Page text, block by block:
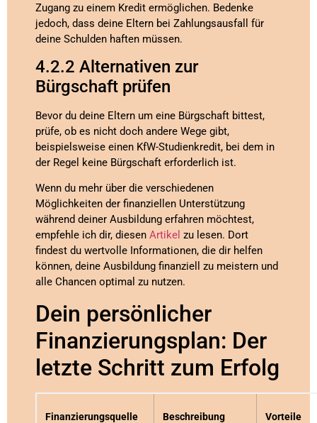
Zugang zu einem Kredit ermöglichen. Bedenke
jedoch, dass deine Eltern bei Zahlungsausfall für
deine Schulden haften müssen.
4.2.2 Alternativen zur
Bürgschaft prüfen
Bevor du deine Eltern um eine Bürgschaft bittest,
prüfe, ob es nicht doch andere Wege gibt,
beispielsweise einen KfW-Studienkredit, bei dem in
der Regel keine Bürgschaft erforderlich ist.
Wenn du mehr über die verschiedenen
Möglichkeiten der finanziellen Unterstützung
während deiner Ausbildung erfahren möchtest,
empfehle ich dir, diesen Artikel zu lesen. Dort
findest du wertvolle Informationen, die dir helfen
können, deine Ausbildung finanziell zu meistern und
alle Chancen optimal zu nutzen.
Dein persönlicher
Finanzierungsplan: Der
letzte Schritt zum Erfolg
Finanzierungsquelle Beschreibung Vorteile